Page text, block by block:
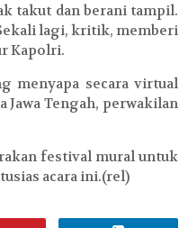
takut dan berani tampil.
lagi, kritik, memberi
Kapolri.
menyapa secara virtual
Jawa Tengah, perwakilan
festival mural untuk
acara ini.(rel)